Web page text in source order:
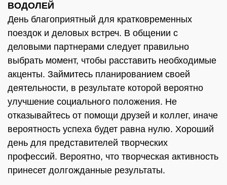
ВОДОЛЕЙ
День благоприятный для кратковременных
поездок и деловых встреч. В общении с
деловыми партнерами следует правильно
выбрать момент, чтобы расставить необходимые
акценты. Займитесь планированием своей
деятельности, в результате которой вероятно
улучшение социального положения. Не
отказывайтесь от помощи друзей и коллег, иначе
вероятность успеха будет равна нулю. Хороший
день для представителей творческих
профессий. Вероятно, что творческая активность
принесет долгожданные результаты.